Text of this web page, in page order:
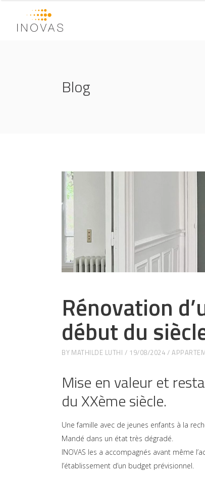
Blog
Rénovation
début du
BY MATHILDE LUTHI 19/08/2024
Mise en valeur et
du XXème siècle.
Une famille avec de jeunes enfants à la
Mandé dans un état très dégradé.
INOVAS les a accompagnés avant même
l’établissement d’un budget prévisionnel.